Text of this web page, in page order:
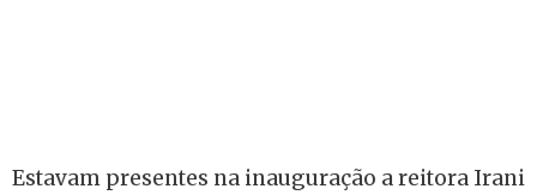
Estavam presentes na inauguração a reitora Irani